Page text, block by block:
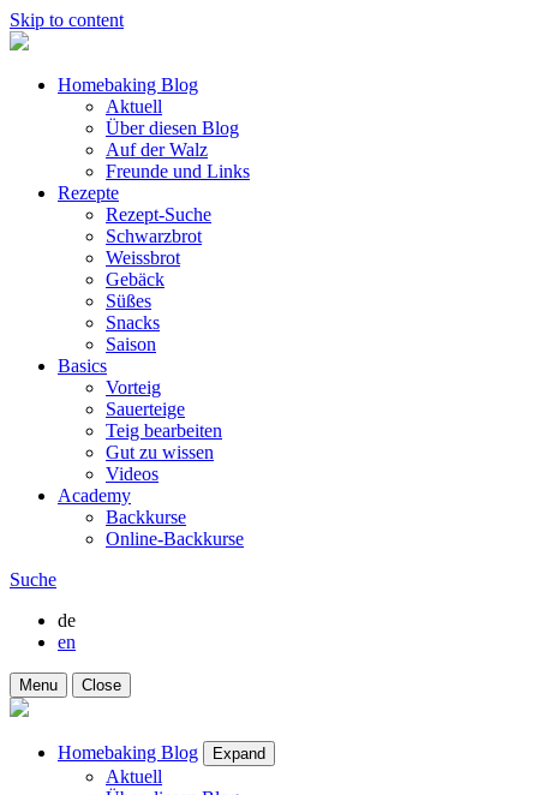
Skip to content
Homebaking Blog
Aktuell
Über diesen Blog
Auf der Walz
Freunde und Links
Rezepte
Rezept-Suche
Schwarzbrot
Weissbrot
Gebäck
Süßes
Snacks
Saison
Basics
Vorteig
Sauerteige
Teig bearbeiten
Gut zu wissen
Videos
Academy
Backkurse
Online-Backkurse
Suche
de
en
Menu Close
Homebaking Blog Expand
Aktuell